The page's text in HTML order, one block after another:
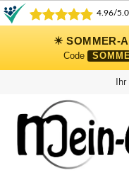
☀ SOMMER-
Code
Ihr